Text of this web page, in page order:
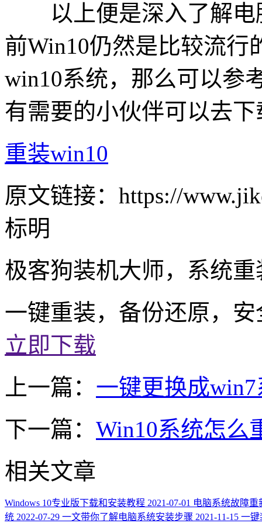
以上便是深入了解电
前Win10仍然是比较流行
win10系统，那么可以参
有需要的小伙伴可以去
重装win10
原文链接：https://
标明
极客狗装机大师，系统
一键重装，备份还原，
立即下载
上一篇： 一键更换成
下一篇： Win10系统怎么
相关文章
Windows 10专业版下载和安装教程 2021-07-01 电脑系统故障
统 2022-07-29 一文带你了解电脑系统安装步骤 2021-11-15 一键